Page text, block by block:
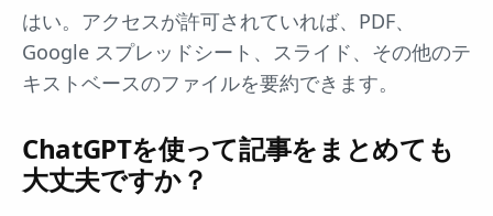
はい。アクセスが許可されていれば、PDF、
Google スプレッドシート、スライド、その他のテ
キストベースのファイルを要約できます。
ChatGPTを使って記事をまとめても
大丈夫ですか？